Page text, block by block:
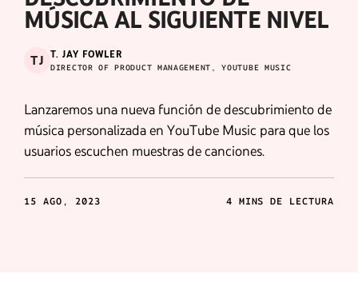
MÚSICA AL SIGUIENTE NIVEL
TJ T. JAY FOWLER
DIRECTOR OF PRODUCT MANAGEMENT, YOUTUBE MUSIC
Lanzaremos una nueva función de descubrimiento de
música personalizada en YouTube Music para que los
usuarios escuchen muestras de canciones.
15 AGO, 2023 4 MINS DE LECTURA